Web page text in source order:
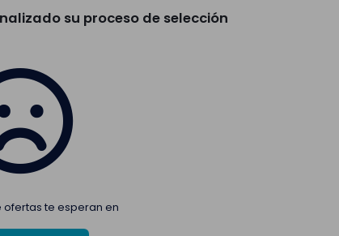
su proceso de selección
te esperan en